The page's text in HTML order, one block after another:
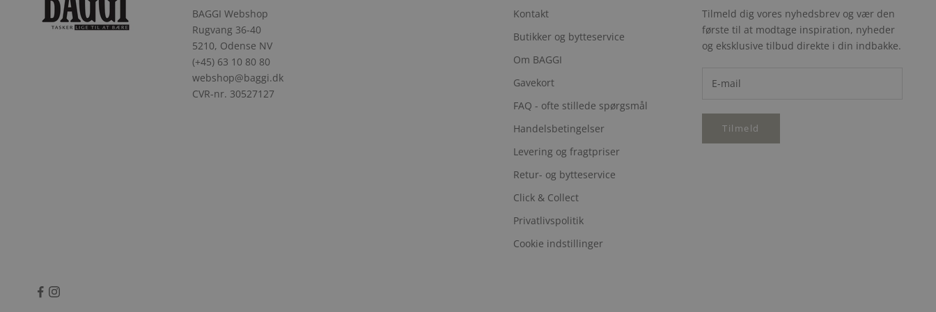
BAGGI Webshop
Rugvang 36-40
5210, Odense NV
(+45) 63 10 80 80
webshop@baggi.dk
CVR-nr. 30527127
Kontakt
Butikker og bytteservice
Om BAGGI
Gavekort
FAQ - ofte stillede spørgsmål
Handelsbetingelser
Levering og fragtpriser
Retur- og bytteservice
Click & Collect
Privatlivspolitik
Cookie indstillinger
Tilmeld dig vores nyhedsbrev og vær den
første til at modtage inspiration, nyheder
og eksklusive tilbud direkte i din indbakke.
Tilmeld